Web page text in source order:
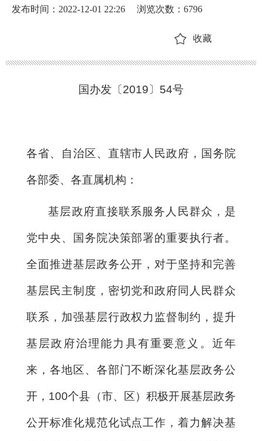
发布时间：2022-12-01 22:26 浏览次数： 6796
收藏
国办发〔2019〕54号
各省、自治区、直辖市人民政府，国务院
各部委、各直属机构：
基层政府直接联系服务人民群众，是
党中央、国务院决策部署的重要执行者。
全面推进基层政务公开，对于坚持和完善
基层民主制度，密切党和政府同人民群众
联系，加强基层行政权力监督制约，提升
基层政府治理能力具有重要意义。近年
来，各地区、各部门不断深化基层政务公
开，100个县（市、区）积极开展基层政务
公开标准化规范化试点工作，着力解决基